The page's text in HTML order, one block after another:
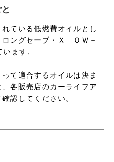
ている低燃費オイルとし
ングセーブ・Ｘ　ＯＷ－
ます。
て適合するオイルは決ま
各販売店のカーライフア
認してください。